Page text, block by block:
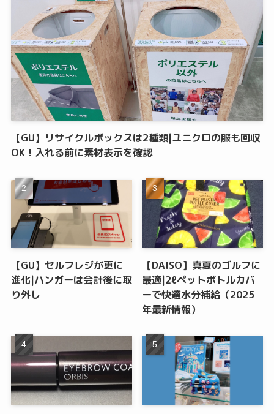
【GU】リサイクルボックスは2種類|ユニクロの服も回収
OK！入れる前に素材表示を確認
【GU】セルフレジが更に
進化|ハンガーは会計後に取
り外し
【DAISO】真夏のゴルフに
最適|2ℓペットボトルカバ
ーで快適水分補給（2025
年最新情報）